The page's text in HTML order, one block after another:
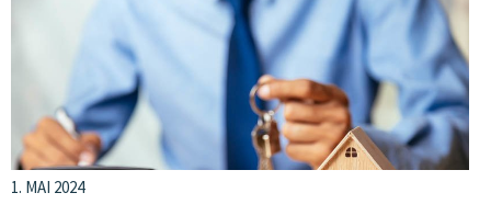
1. MAI 2024